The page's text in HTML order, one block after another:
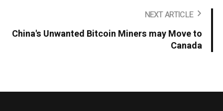
NEXT ARTICLE
China's Unwanted Bitcoin Miners may Move to
Canada